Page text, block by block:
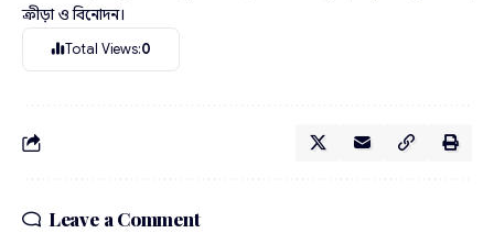
ক্রীড়া ও বিনোদন।
Total Views:0
Leave a Comment